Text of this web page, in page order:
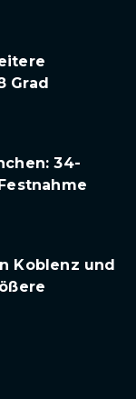
Grad
34-
Koblenz und